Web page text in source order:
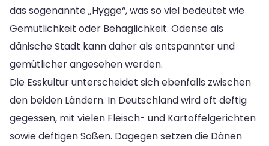
das sogenannte „Hygge“, was so viel bedeutet wie
Gemütlichkeit oder Behaglichkeit. Odense als
dänische Stadt kann daher als entspannter und
gemütlicher angesehen werden.
Die Esskultur unterscheidet sich ebenfalls zwischen
den beiden Ländern. In Deutschland wird oft deftig
gegessen, mit vielen Fleisch- und Kartoffelgerichten
sowie deftigen Soßen. Dagegen setzen die Dänen